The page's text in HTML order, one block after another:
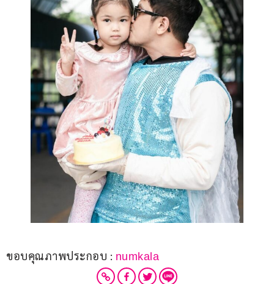
ขอบคุณภาพประกอบ : numkala